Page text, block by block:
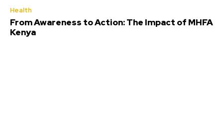
Health
From Awareness to Action: The Impact of MHFA
Kenya